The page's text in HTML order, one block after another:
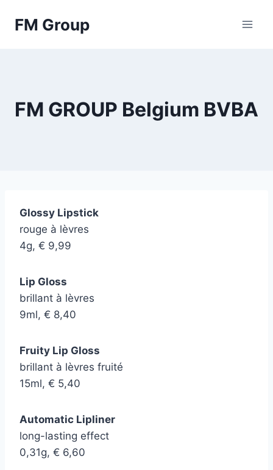
FM Group
FM GROUP Belgium BVBA
Glossy Lipstick
rouge à lèvres
4g, € 9,99
Lip Gloss
brillant à lèvres
9ml, € 8,40
Fruity Lip Gloss
brillant à lèvres fruité
15ml, € 5,40
Automatic Lipliner
long-lasting effect
0,31g, € 6,60